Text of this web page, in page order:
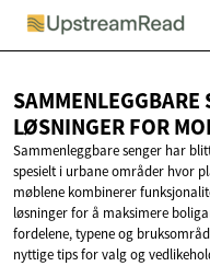
SAMMENLEGGBARE
LØSNINGER FOR
Sammenleggbare senger har
spesielt i urbane områder hvor
møblene kombinerer
løsninger for å maksimere
fordelene, typene og
nyttige tips for valg og